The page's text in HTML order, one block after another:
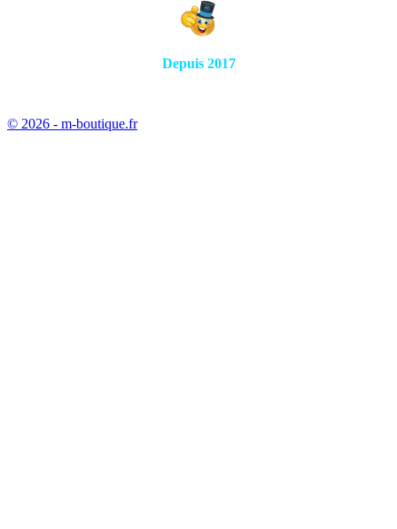
Depuis 2017
© 2026 - m-boutique.fr